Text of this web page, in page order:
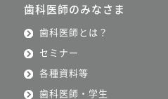
歯科医師のみなさま
歯科医師とは？
セミナー
各種資料等
歯科医師・学生